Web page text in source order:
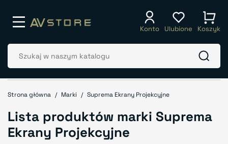
Konto Ulubione Koszyk
Strona główna Marki Suprema Ekrany Projekcyjne
Lista produktów marki Suprema
Ekrany Projekcyjne